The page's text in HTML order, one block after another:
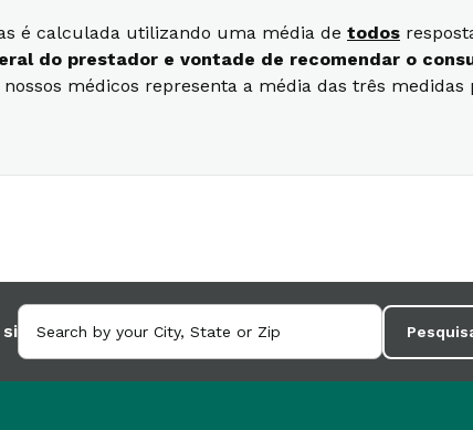
é calculada utilizando uma média de todos
do prestador e vontade de recomendar o
médicos representa a média das três